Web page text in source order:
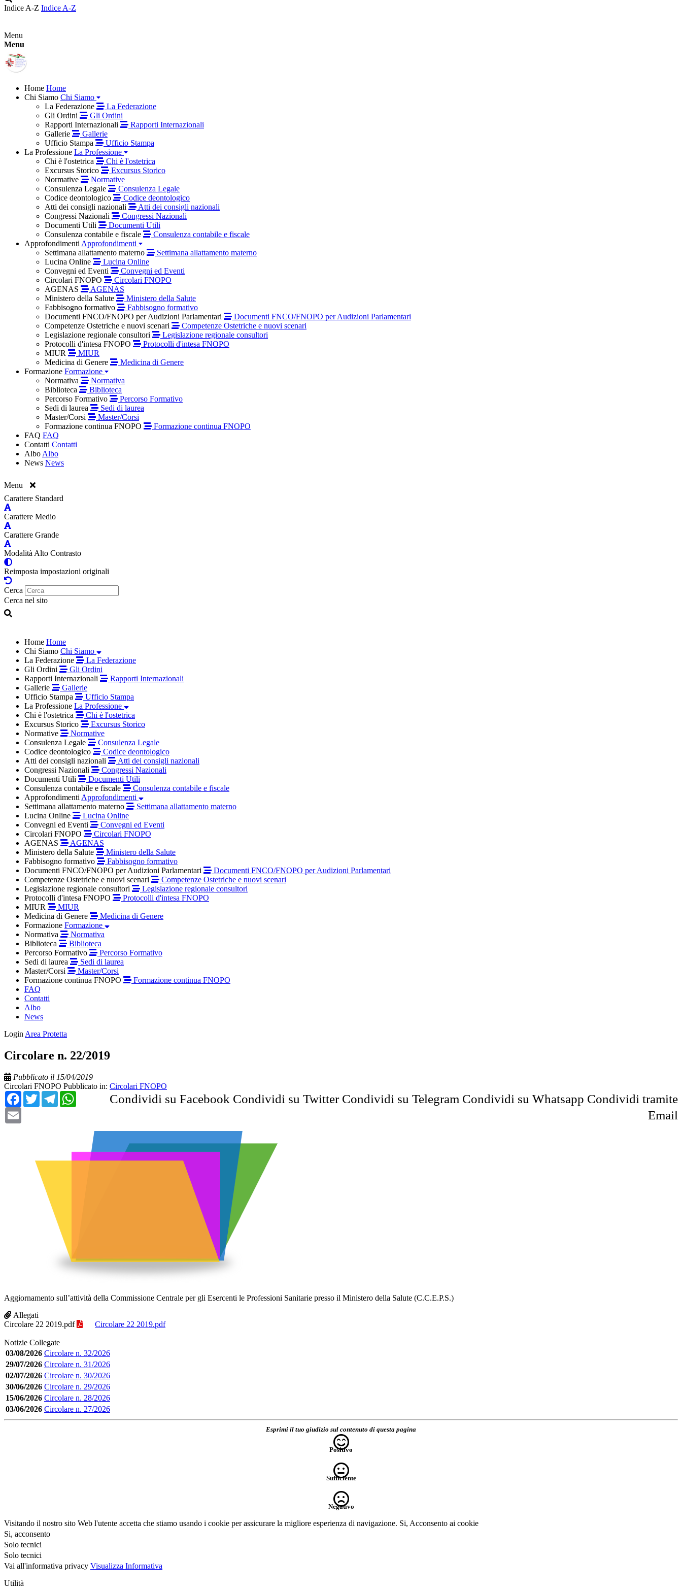
Indice A-Z Indice A-Z
Menu
Menu
Home Home
Chi Siamo Chi Siamo
La Federazione
La Federazione
Gli Ordini
Gli Ordini
Rapporti Internazionali
Rapporti Internazionali
Gallerie
Gallerie
Ufficio Stampa
Ufficio Stampa
La Professione La Professione
Chi è l'ostetrica
Chi è l'ostetrica
Excursus Storico
Excursus Storico
Normative
Normative
Consulenza Legale
Consulenza Legale
Codice deontologico
Codice deontologico
Atti dei consigli nazionali
Atti dei consigli nazionali
Congressi Nazionali
Congressi Nazionali
Documenti Utili
Documenti Utili
Consulenza contabile e fiscale
Consulenza contabile e fiscale
Approfondimenti Approfondimenti
Settimana allattamento materno
Settimana allattamento materno
Lucina Online
Lucina Online
Convegni ed Eventi
Convegni ed Eventi
Circolari FNOPO
Circolari FNOPO
AGENAS
AGENAS
Ministero della Salute
Ministero della Salute
Fabbisogno formativo
Fabbisogno formativo
Documenti FNCO/FNOPO per Audizioni Parlamentari
Documenti FNCO/FNOPO per Audizioni Parlamentari
Competenze Ostetriche e nuovi scenari
Competenze Ostetriche e nuovi scenari
Legislazione regionale consultori
Legislazione regionale consultori
Protocolli d'intesa FNOPO
Protocolli d'intesa FNOPO
MIUR
MIUR
Medicina di Genere
Medicina di Genere
Formazione Formazione
Normativa
Normativa
Biblioteca
Biblioteca
Percorso Formativo
Percorso Formativo
Sedi di laurea
Sedi di laurea
Master/Corsi
Master/Corsi
Formazione continua FNOPO
Formazione continua FNOPO
FAQ FAQ
Contatti Contatti
Albo Albo
News News
Menu
Carattere Standard
Carattere Medio
Carattere Grande
Modalità Alto Contrasto
Reimposta impostazioni originali
Cerca
Cerca nel sito
Home Home
Chi Siamo Chi Siamo
La Federazione
La Federazione
Gli Ordini
Gli Ordini
Rapporti Internazionali
Rapporti Internazionali
Gallerie
Gallerie
Ufficio Stampa
Ufficio Stampa
La Professione La Professione
Chi è l'ostetrica
Chi è l'ostetrica
Excursus Storico
Excursus Storico
Normative
Normative
Consulenza Legale
Consulenza Legale
Codice deontologico
Codice deontologico
Atti dei consigli nazionali
Atti dei consigli nazionali
Congressi Nazionali
Congressi Nazionali
Documenti Utili
Documenti Utili
Consulenza contabile e fiscale
Consulenza contabile e fiscale
Approfondimenti Approfondimenti
Settimana allattamento materno
Settimana allattamento materno
Lucina Online
Lucina Online
Convegni ed Eventi
Convegni ed Eventi
Circolari FNOPO
Circolari FNOPO
AGENAS
AGENAS
Ministero della Salute
Ministero della Salute
Fabbisogno formativo
Fabbisogno formativo
Documenti FNCO/FNOPO per Audizioni Parlamentari
Documenti FNCO/FNOPO per Audizioni Parlamentari
Competenze Ostetriche e nuovi scenari
Competenze Ostetriche e nuovi scenari
Legislazione regionale consultori
Legislazione regionale consultori
Protocolli d'intesa FNOPO
Protocolli d'intesa FNOPO
MIUR
MIUR
Medicina di Genere
Medicina di Genere
Formazione Formazione
Normativa
Normativa
Biblioteca
Biblioteca
Percorso Formativo
Percorso Formativo
Sedi di laurea
Sedi di laurea
Master/Corsi
Master/Corsi
Formazione continua FNOPO
Formazione continua FNOPO
FAQ
Contatti
Albo
News
Login Area Protetta
Circolare n. 22/2019
Pubblicato il 15/04/2019
Circolari FNOPO Pubblicato in: Circolari FNOPO
Condividi su Facebook
Facebook Condividi su Twitter
Twitter Condividi su Telegram
Telegram Condividi su Whatsapp
WhatsApp
Condividi tramite
Email
Email
Aggiornamento sull’attività della Commissione Centrale per gli Esercenti le Professioni Sanitarie presso il Ministero della Salute (C.C.E.P.S.)
Allegati
Circolare 22 2019.pdf
Circolare 22 2019.pdf
Notizie Collegate
03/08/2026 Circolare n. 32/2026
29/07/2026 Circolare n. 31/2026
02/07/2026 Circolare n. 30/2026
30/06/2026 Circolare n. 29/2026
15/06/2026 Circolare n. 28/2026
03/06/2026 Circolare n. 27/2026
Esprimi il tuo giudizio sul contenuto di questa pagina
Positivo
Sufficiente
Negativo
Visitando il nostro sito Web l'utente accetta che stiamo usando i cookie per assicurare la migliore esperienza di navigazione. Si, Acconsento ai cookie
Si, acconsento
Solo tecnici
Solo tecnici
Vai all'informativa privacy Visualizza Informativa
Utilità